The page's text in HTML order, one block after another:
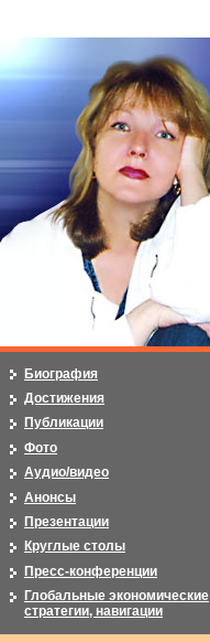
Биография
Достижения
Публикации
Фото
Аудио/видео
Анонсы
Презентации
Круглые столы
Пресс-конференции
Глобальные экономические
стратегии, навигации